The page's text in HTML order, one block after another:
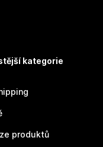
kategorie
produktů